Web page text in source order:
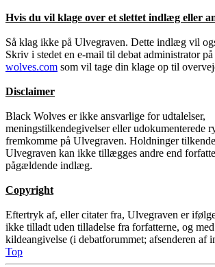
Hvis du vil klage over et slettet indlæg eller
Så klag ikke på Ulvegraven. Dette indlæg vil
Skriv i stedet en e-mail til debat administrator på
wolves.com som vil tage din klage op til
Disclaimer
Black Wolves er ikke ansvarlige for udtalelser,
meningstilkendegivelser eller udokumenterede
fremkomme på Ulvegraven. Holdninger
Ulvegraven kan ikke tillægges andre end
pågældende indlæg.
Copyright
Eftertryk af, eller citater fra, Ulvegraven er
ikke tilladt uden tilladelse fra forfatterne, og
kildeangivelse (i debatforummet; afsenderen af
Top